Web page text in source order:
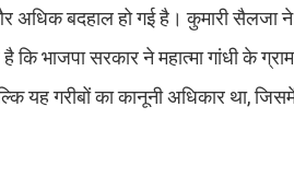
बदहाल हो गई है। कुमारी सैलजा ने
कि भाजपा सरकार ने महात्मा गांधी के
यह गरीबों का कानूनी अधिकार था,